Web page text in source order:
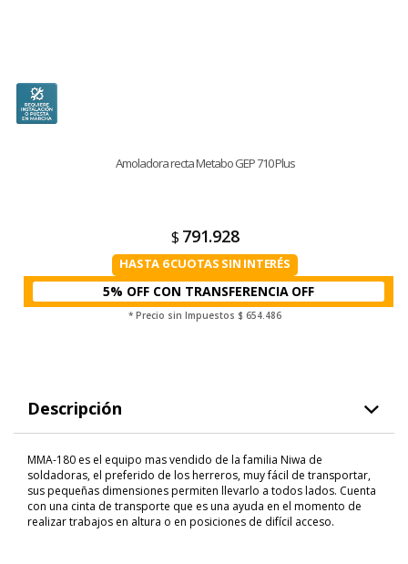
Amoladora recta Metabo GEP 710 Plus
$ 791.928
HASTA 6 CUOTAS SIN INTERÉS
5% OFF CON TRANSFERENCIA
* Precio sin Impuestos $ 654.486
Descripción
MMA-180 es el equipo mas vendido de la familia Niwa de
soldadoras, el preferido de los herreros, muy fácil de transportar,
sus pequeñas dimensiones permiten llevarlo a todos lados. Cuenta
con una cinta de transporte que es una ayuda en el momento de
realizar trabajos en altura o en posiciones de difícil acceso.